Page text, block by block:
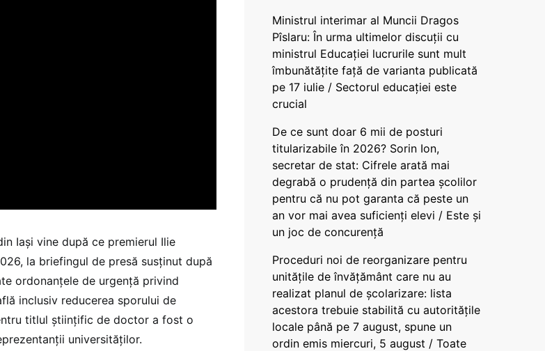
Iași vine după ce premierul Ilie
la briefingul de presă susținut după
ordonanțele de urgență privind
inclusiv reducerea sporului de
titlul științific de doctor a fost o
universităților.
Ministrul interimar al Muncii Dragos
Pîslaru: În urma ultimelor discuții cu
ministrul Educației lucrurile sunt mult
îmbunătățite față de varianta publicată
pe 17 iulie / Sectorul educației este
crucial
De ce sunt doar 6 mii de posturi
titularizabile în 2026? Sorin Ion,
secretar de stat: Cifrele arată mai
degrabă o prudență din partea școlilor
pentru că nu pot garanta că peste un
an vor mai avea suficienți elevi / Este și
un joc de concurență
Proceduri noi de reorganizare pentru
unitățile de învățământ care nu au
realizat planul de școlarizare: lista
acestora trebuie stabilită cu autoritățile
locale până pe 7 august, spune un
ordin emis miercuri, 5 august / Toate